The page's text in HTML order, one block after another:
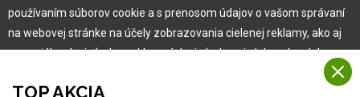
Garancia najlepšej ceny
Užívateľský manuál
TOP AKCIA
používaním súborov cookie a s prenosom údajov o vašom správaní
na webovej stránke na účely zobrazovania cielenej reklamy, ako aj
na sociálnych sieťach a reklamných sieťach na iných webových